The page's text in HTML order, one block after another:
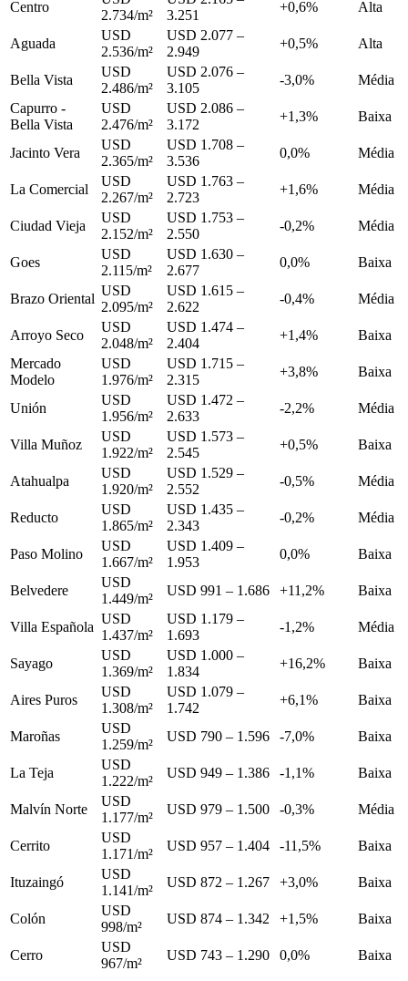
Centro
2.734/m²
3.251
+0,6% Alta
Aguada
USD
2.536/m²
USD 2.077 –
2.949
+0,5% Alta
Bella Vista
USD
2.486/m²
USD 2.076 –
3.105
-3,0%
Média
Capurro -
Bella Vista
USD
2.476/m²
USD 2.086 –
3.172
+1,3% Baixa
Jacinto Vera
USD
2.365/m²
USD 1.708 –
3.536
0,0% Média
La Comercial
USD
2.267/m²
USD 1.763 –
2.723
+1,6% Média
Ciudad Vieja
USD
2.152/m²
USD 1.753 –
2.550
-0,2% Média
Goes
USD
2.115/m²
USD 1.630 –
2.677
0,0% Baixa
Brazo Oriental
USD
2.095/m²
USD 1.615 –
2.622
-0,4% Média
Arroyo Seco
USD
2.048/m²
USD 1.474 –
2.404
+1,4%
Baixa
Mercado
Modelo
USD
1.976/m²
USD 1.715 –
2.315
+3,8% Baixa
Unión
USD
1.956/m²
USD 1.472 –
2.633
-2,2% Média
Villa Muñoz
USD
1.922/m²
USD 1.573 –
2.545
+0,5% Baixa
Atahualpa
USD
1.920/m²
USD 1.529 –
2.552
-0,5% Média
Reducto
USD
1.865/m²
USD 1.435 –
2.343
-0,2% Média
Paso Molino
USD
1.667/m²
USD 1.409 –
1.953
0,0% Baixa
Belvedere
USD
1.449/m²
USD 991 – 1.686 +11,2% Baixa
Villa Española
USD
1.437/m²
USD 1.179 –
1.693
-1,2% Média
Sayago
USD
1.369/m²
USD 1.000 –
1.834
+16,2% Baixa
Aires Puros
USD
1.308/m²
USD 1.079 –
1.742
+6,1% Baixa
Maroñas
USD
1.259/m²
USD 790 – 1.596 -7,0% Baixa
La Teja
USD
1.222/m²
USD 949 – 1.386 -1,1% Baixa
Malvín Norte
USD
1.177/m²
USD 979 – 1.500 -0,3% Média
Cerrito
USD
1.171/m²
USD 957 – 1.404 -11,5% Baixa
Ituzaingó
USD
1.141/m²
USD 872 – 1.267 +3,0% Baixa
Colón
USD
998/m²
USD 874 – 1.342 +1,5% Baixa
Cerro
USD
967/m²
USD 743 – 1.290 0,0% Baixa